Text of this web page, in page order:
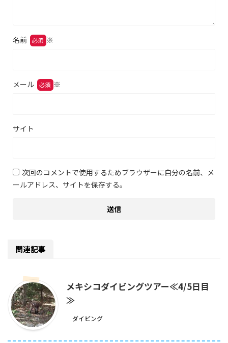
名前 ※
メール ※
サイト
次回のコメントで使用するためブラウザーに自分の名前、メ
ールアドレス、サイトを保存する。
関連記事
メキシコダイビングツアー≪4/5日目
≫
ダイビング